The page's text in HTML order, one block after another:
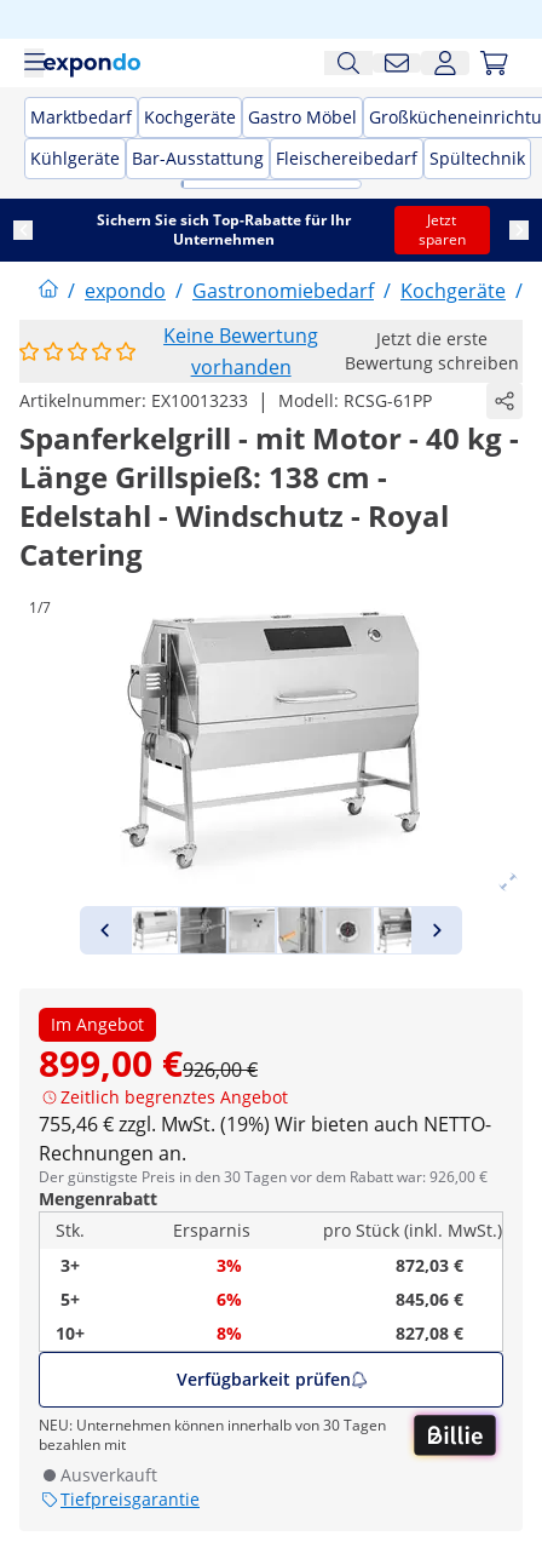
Marktbedarf Kochgeräte Gastro Möbel
Kühlgeräte Bar-Ausstattung Fleischereibedarf Spültechnik
Sichern Sie sich Top-Rabatte für Ihr
Unternehmen
Jetzt
sparen
/ expondo / Gastronomiebedarf / Kochgeräte /
Keine Bewertung
vorhanden
Jetzt die erste
Bewertung schreiben
Artikelnummer: EX10013233 | Modell: RCSG-61PP
Spanferkelgrill - mit Motor - 40 kg -
Länge Grillspieß: 138 cm -
Edelstahl - Windschutz - Royal
Catering
1/7
Im Angebot
899,00 €926,00 €
Zeitlich begrenztes Angebot
755,46 € zzgl. MwSt. (19%) Wir bieten auch NETTO-
Rechnungen an.
Der günstigste Preis in den 30 Tagen vor dem Rabatt war: 926,00 €
Mengenrabatt
Stk.
Ersparnis
pro Stück (inkl. MwSt.)
3+
3%
872,03 €
5+
6%
845,06 €
10+
8%
827,08 €
Verfügbarkeit prüfen
NEU: Unternehmen können innerhalb von 30 Tagen
bezahlen mit
Ausverkauft
Tiefpreisgarantie